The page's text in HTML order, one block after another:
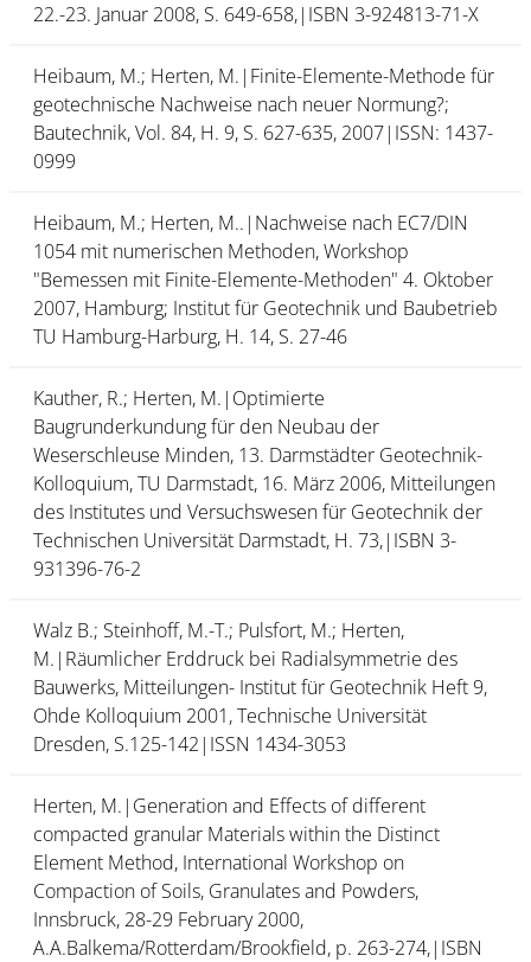
22.-23. Januar 2008, S. 649-658,|ISBN 3-924813-71-X
Heibaum, M.; Herten, M.|Finite-Elemente-Methode für
geotechnische Nachweise nach neuer Normung?;
Bautechnik, Vol. 84, H. 9, S. 627-635, 2007|ISSN: 1437-
0999
Heibaum, M.; Herten, M..|Nachweise nach EC7/DIN
1054 mit numerischen Methoden, Workshop
"Bemessen mit Finite-Elemente-Methoden" 4. Oktober
2007, Hamburg; Institut für Geotechnik und Baubetrieb
TU Hamburg-Harburg, H. 14, S. 27-46
Kauther, R.; Herten, M.|Optimierte
Baugrunderkundung für den Neubau der
Weserschleuse Minden, 13. Darmstädter Geotechnik-
Kolloquium, TU Darmstadt, 16. März 2006, Mitteilungen
des Institutes und Versuchswesen für Geotechnik der
Technischen Universität Darmstadt, H. 73,|ISBN 3-
931396-76-2
Walz B.; Steinhoff, M.-T.; Pulsfort, M.; Herten,
M.|Räumlicher Erddruck bei Radialsymmetrie des
Bauwerks, Mitteilungen- Institut für Geotechnik Heft 9,
Ohde Kolloquium 2001, Technische Universität
Dresden, S.125-142|ISSN 1434-3053
Herten, M.|Generation and Effects of different
compacted granular Materials within the Distinct
Element Method, International Workshop on
Compaction of Soils, Granulates and Powders,
Innsbruck, 28-29 February 2000,
A.A.Balkema/Rotterdam/Brookfield, p. 263-274,|ISBN